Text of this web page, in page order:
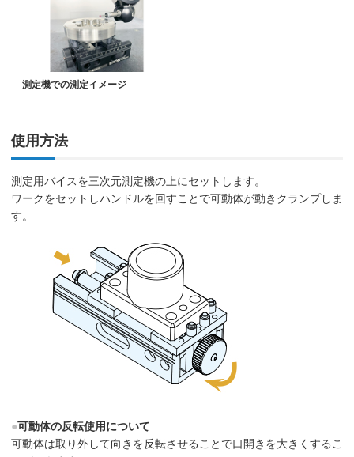
測定機での測定イメージ
使用方法
測定用バイスを三次元測定機の上にセットします。
ワークをセットしハンドルを回すことで可動体が動きクランプしま
す。
●可動体の反転使用について
可動体は取り外して向きを反転させることで口開きを大きくするこ